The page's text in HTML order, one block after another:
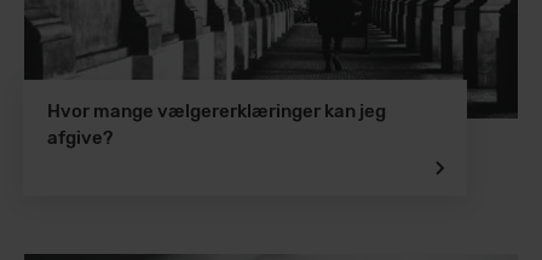
Hvor mange vælgererklæringer kan jeg
afgive?